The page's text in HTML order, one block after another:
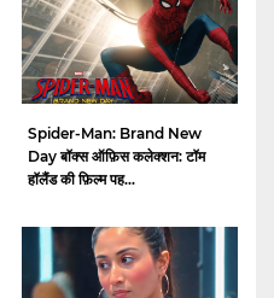
Spider-Man: Brand New
Day बॉक्स ऑफ़िस कलेक्शन: टॉम
हॉलैंड की फ़िल्म पह...